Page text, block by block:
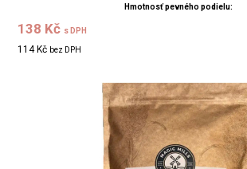
Hmotnosť pevného podielu:
138 Kč s DPH
114 Kč bez DPH